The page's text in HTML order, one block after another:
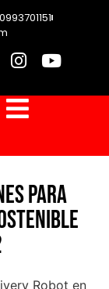
0993701151
para